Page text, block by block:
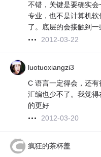
不错，关键是要确实
专业，也不是计算机
了。底层的会接触到一
2012-03-22
luotuoxiangzi3
C 语言一定得会，还有
汇编也少不了。我觉
的更好
2012-03-20
疯狂的茶杯盖